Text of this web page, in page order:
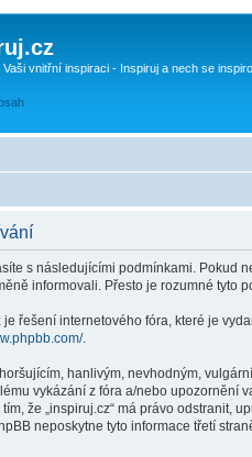
vnitřní inspiraci - Inspiruj a nech se
s následujícími podmínkami.
informovali. Přesto je rozumné tyto
řešení internetového fóra, které je
.
hanlivým, nevhodným,
vykázání z fóra a/nebo
že „inspiruj.cz“ má právo odstranit,
neposkytne tyto informace třetí